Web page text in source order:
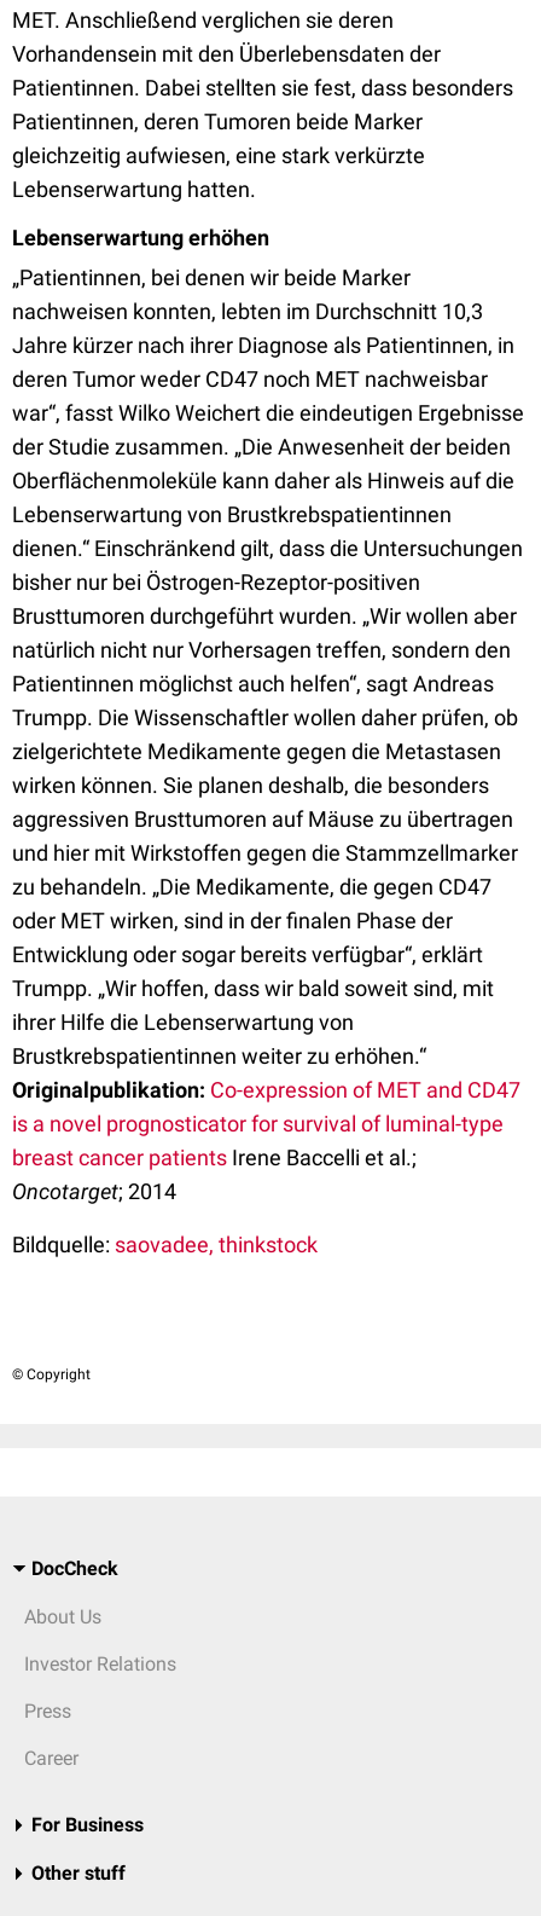
MET. Anschließend verglichen sie deren
Vorhandensein mit den Überlebensdaten der
Patientinnen. Dabei stellten sie fest, dass besonders
Patientinnen, deren Tumoren beide Marker
gleichzeitig aufwiesen, eine stark verkürzte
Lebenserwartung hatten.
Lebenserwartung erhöhen
„Patientinnen, bei denen wir beide Marker
nachweisen konnten, lebten im Durchschnitt 10,3
Jahre kürzer nach ihrer Diagnose als Patientinnen, in
deren Tumor weder CD47 noch MET nachweisbar
war“, fasst Wilko Weichert die eindeutigen Ergebnisse
der Studie zusammen. „Die Anwesenheit der beiden
Oberflächenmoleküle kann daher als Hinweis auf die
Lebenserwartung von Brustkrebspatientinnen
dienen.“ Einschränkend gilt, dass die Untersuchungen
bisher nur bei Östrogen-Rezeptor-positiven
Brusttumoren durchgeführt wurden. „Wir wollen aber
natürlich nicht nur Vorhersagen treffen, sondern den
Patientinnen möglichst auch helfen“, sagt Andreas
Trumpp. Die Wissenschaftler wollen daher prüfen, ob
zielgerichtete Medikamente gegen die Metastasen
wirken können. Sie planen deshalb, die besonders
aggressiven Brusttumoren auf Mäuse zu übertragen
und hier mit Wirkstoffen gegen die Stammzellmarker
zu behandeln. „Die Medikamente, die gegen CD47
oder MET wirken, sind in der finalen Phase der
Entwicklung oder sogar bereits verfügbar“, erklärt
Trumpp. „Wir hoffen, dass wir bald soweit sind, mit
ihrer Hilfe die Lebenserwartung von
Brustkrebspatientinnen weiter zu erhöhen.“
Originalpublikation: Co-expression of MET and CD47
is a novel prognosticator for survival of luminal-type
breast cancer patients Irene Baccelli et al.;
Oncotarget; 2014
Bildquelle: saovadee, thinkstock
© Copyright
DocCheck
About Us
Investor Relations
Press
Career
For Business
Other stuff